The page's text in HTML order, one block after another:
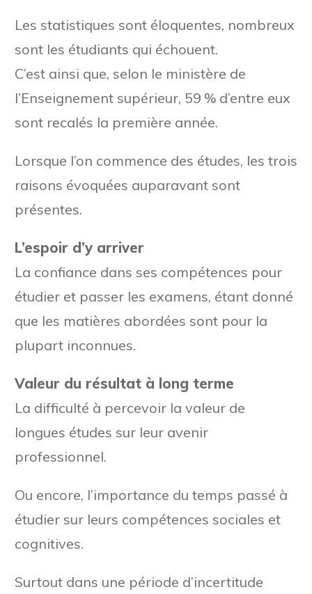
Les statistiques sont éloquentes, nombreux
sont les étudiants qui échouent.
C’est ainsi que, selon le ministère de
l’Enseignement supérieur, 59 % d’entre eux
sont recalés la première année.
Lorsque l’on commence des études, les trois
raisons évoquées auparavant sont
présentes.
L’espoir d’y arriver
La confiance dans ses compétences pour
étudier et passer les examens, étant donné
que les matières abordées sont pour la
plupart inconnues.
Valeur du résultat à long terme
La difficulté à percevoir la valeur de
longues études sur leur avenir
professionnel.
Ou encore, l’importance du temps passé à
étudier sur leurs compétences sociales et
cognitives.
Surtout dans une période d’incertitude